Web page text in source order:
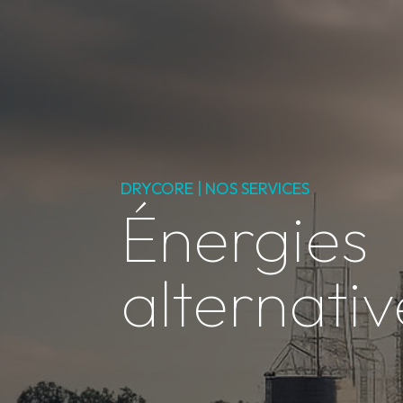
DRYCORE | NOS SERVICES
Énergies